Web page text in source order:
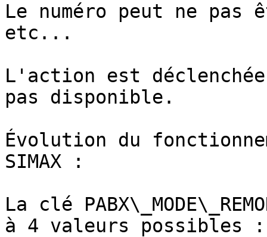
Le numéro peut ne
etc...
L'action est
pas disponible.
Évolution du
SIMAX :
La clé
à 4 valeurs possibles :